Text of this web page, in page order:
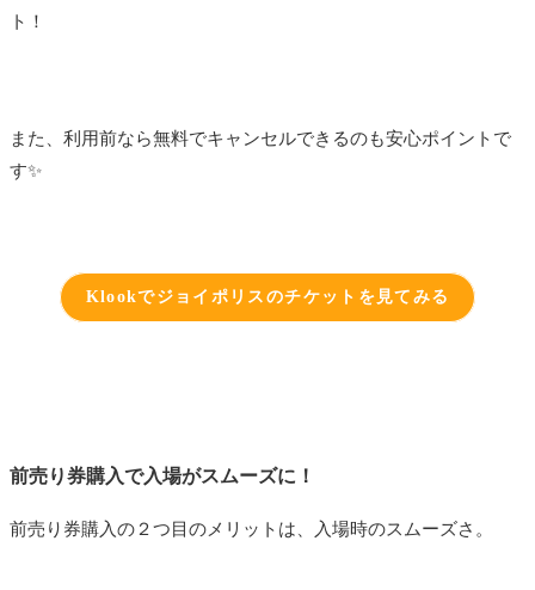
ト！
また、利用前なら無料でキャンセルできるのも安心ポイントで
す✨️
Klookでジョイポリスのチケットを見てみる
前売り券購入で入場がスムーズに！
前売り券購入の２つ目のメリットは、入場時のスムーズさ。